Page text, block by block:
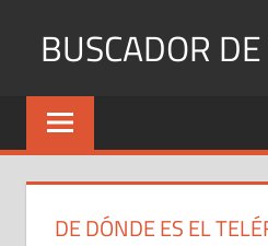
BUSCADOR
Identifica
Números
y
DE DÓNDE ES EL